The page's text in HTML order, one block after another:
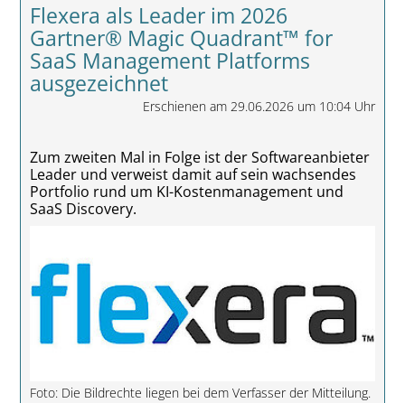
Flexera als Leader im 2026
Gartner® Magic Quadrant™ for
SaaS Management Platforms
ausgezeichnet
Erschienen am 29.06.2026 um 10:04 Uhr
Zum zweiten Mal in Folge ist der Softwareanbieter
Leader und verweist damit auf sein wachsendes
Portfolio rund um KI-Kostenmanagement und
SaaS Discovery.
Foto: Die Bildrechte liegen bei dem Verfasser der Mitteilung.